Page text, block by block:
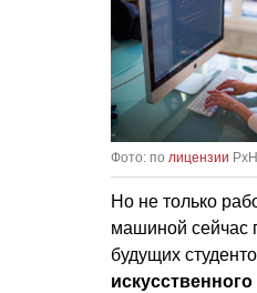
Фото: по лицензии
Но не только
машиной сейчас
будущих